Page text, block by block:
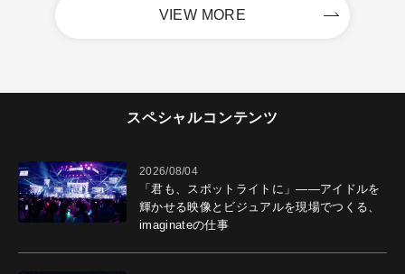
VIEW MORE
スペシャルコンテンツ
2026/08/04
「君も、スポットライトに」――アイドルを
輝かせる映像とビジュアルを現場でつくる、
imaginateの仕事